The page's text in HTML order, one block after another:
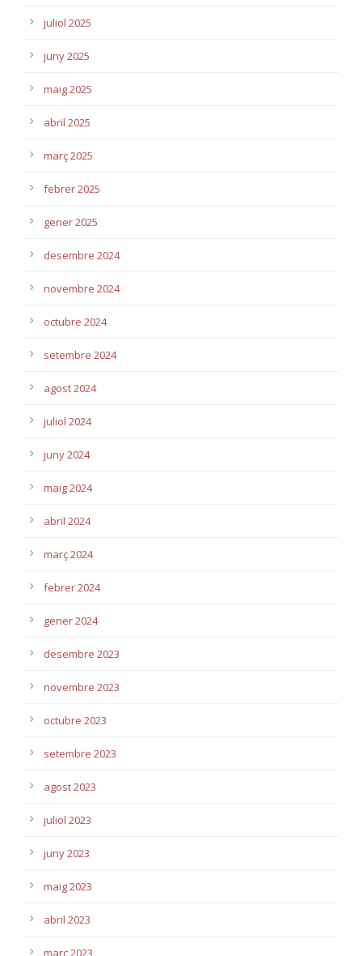
juliol 2025
juny 2025
maig 2025
abril 2025
març 2025
febrer 2025
gener 2025
desembre 2024
novembre 2024
octubre 2024
setembre 2024
agost 2024
juliol 2024
juny 2024
maig 2024
abril 2024
març 2024
febrer 2024
gener 2024
desembre 2023
novembre 2023
octubre 2023
setembre 2023
agost 2023
juliol 2023
juny 2023
maig 2023
abril 2023
març 2023